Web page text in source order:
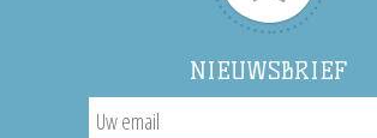
NIEUWSBRIEF